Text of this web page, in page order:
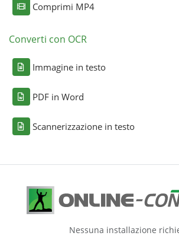
Comprimi MP4
Converti con OCR
Immagine in testo
PDF in Word
Scannerizzazione in testo
Nessuna installazione